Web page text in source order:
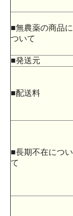
■無農薬の商品に
ついて
■発送元
■配送料
■長期不在につい
て